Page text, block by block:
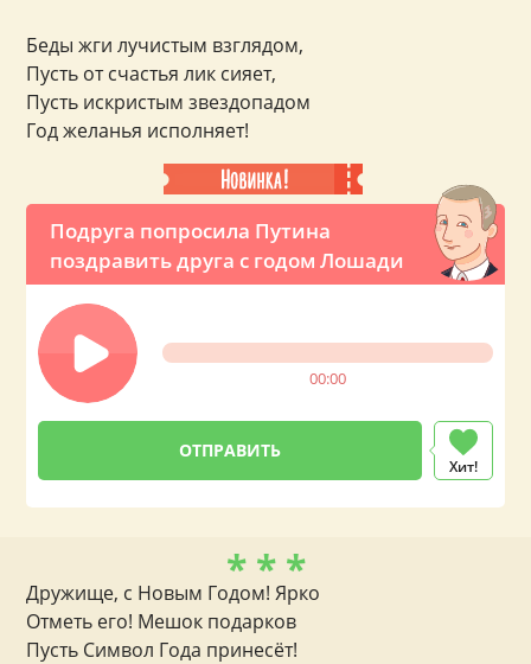
Подруга попросила Путина
поздравить друга с годом Лошади
00:00
Хит!
Беды жги лучистым взглядом,
Пусть от счастья лик сияет,
Пусть искристым звездопадом
Год желанья исполняет!
* * *
Дружище, с Новым Годом! Ярко
Отметь его! Мешок подарков
Пусть Символ Года принесёт!